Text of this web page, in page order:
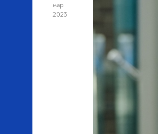
мар
2023